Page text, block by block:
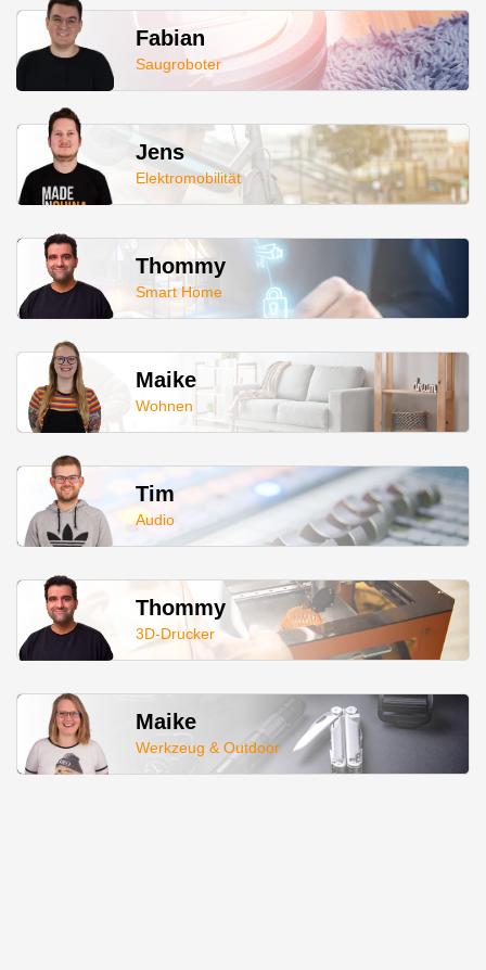
Fabian
Saugroboter
Jens
Elektromobilität
Thommy
Smart Home
Maike
Wohnen
Tim
Audio
Thommy
3D-Drucker
Maike
Werkzeug & Outdoor